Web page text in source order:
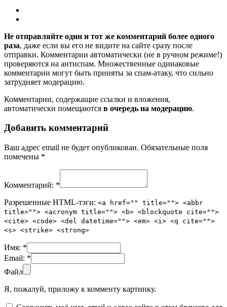
Не отправляйте один и тот же комментарий более одного
раза, даже если вы его не видите на сайте сразу после
отправки. Комментарии автоматически (не в ручном режиме!)
проверяются на антиспам. Множественные одинаковые
комментарии могут быть приняты за спам-атаку, что сильно
затрудняет модерацию.
Комментарии, содержащие ссылки и вложения,
автоматически помещаются в очередь на модерацию.
Добавить комментарий
Ваш адрес email не будет опубликован. Обязательные поля
помечены *
Комментарий: *
Разрешенные HTML-тэги: <a href="" title=""> <abbr
title=""> <acronym title=""> <b> <blockquote cite="">
<cite> <code> <del datetime=""> <em> <i> <q cite="">
<s> <strike> <strong>
Имя: *
Email: *
Файл
Я, пожалуй, приложу к комменту картинку.